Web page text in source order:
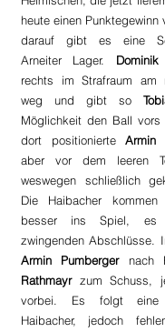
heute einen Punktegewinn
darauf gibt es eine
Arneiter Lager.
rechts im Strafraum am
weg und gibt so
Möglichkeit den Ball vors
dort positionierte Armin
aber vor dem leeren
weswegen schließlich
Die Haibacher kommen
besser ins Spiel, es
Armin Pumberger nach
Rathmayr zum Schuss,
vorbei. Es folgt eine
Haibacher, jedoch